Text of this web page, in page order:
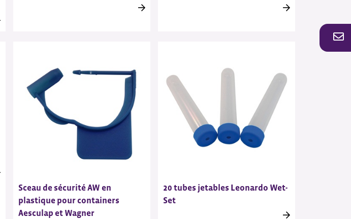
Sceau de sécurité AW en
plastique pour containers
Aesculap et Wagner
20 tubes jetables Leonardo Wet-
Set